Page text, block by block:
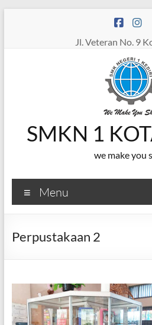
Jl. Veteran No. 9
SMKN 1
we make you
Menu
Perpustakaan 2